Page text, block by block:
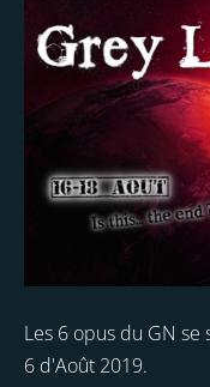
Les 6 opus du GN
6 d'Août 2019.